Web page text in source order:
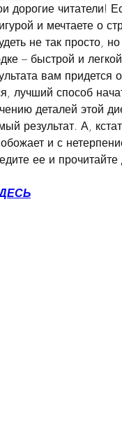
дорогие читатели!
и мечтаете о
не так просто,
– быстрой и
вам придется
лучший способ
деталей этой
результат. А,
и с
ее и прочитайте